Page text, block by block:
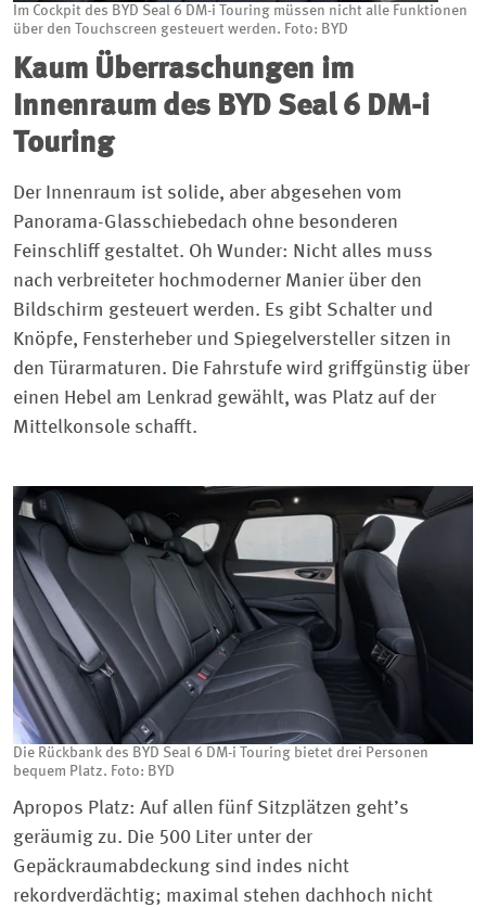
Im Cockpit des BYD Seal 6 DM-i Touring müssen nicht alle Funktionen
über den Touchscreen gesteuert werden. Foto: BYD
Kaum Überraschungen im
Innenraum des BYD Seal 6 DM-i
Touring
Der Innenraum ist solide, aber abgesehen vom
Panorama-Glasschiebedach ohne besonderen
Feinschliff gestaltet. Oh Wunder: Nicht alles muss
nach verbreiteter hochmoderner Manier über den
Bildschirm gesteuert werden. Es gibt Schalter und
Knöpfe, Fensterheber und Spiegelversteller sitzen in
den Türarmaturen. Die Fahrstufe wird griffgünstig über
einen Hebel am Lenkrad gewählt, was Platz auf der
Mittelkonsole schafft.
Die Rückbank des BYD Seal 6 DM-i Touring bietet drei Personen
bequem Platz. Foto: BYD
Apropos Platz: Auf allen fünf Sitzplätzen geht’s
geräumig zu. Die 500 Liter unter der
Gepäckraumabdeckung sind indes nicht
rekordverdächtig; maximal stehen dachhoch nicht